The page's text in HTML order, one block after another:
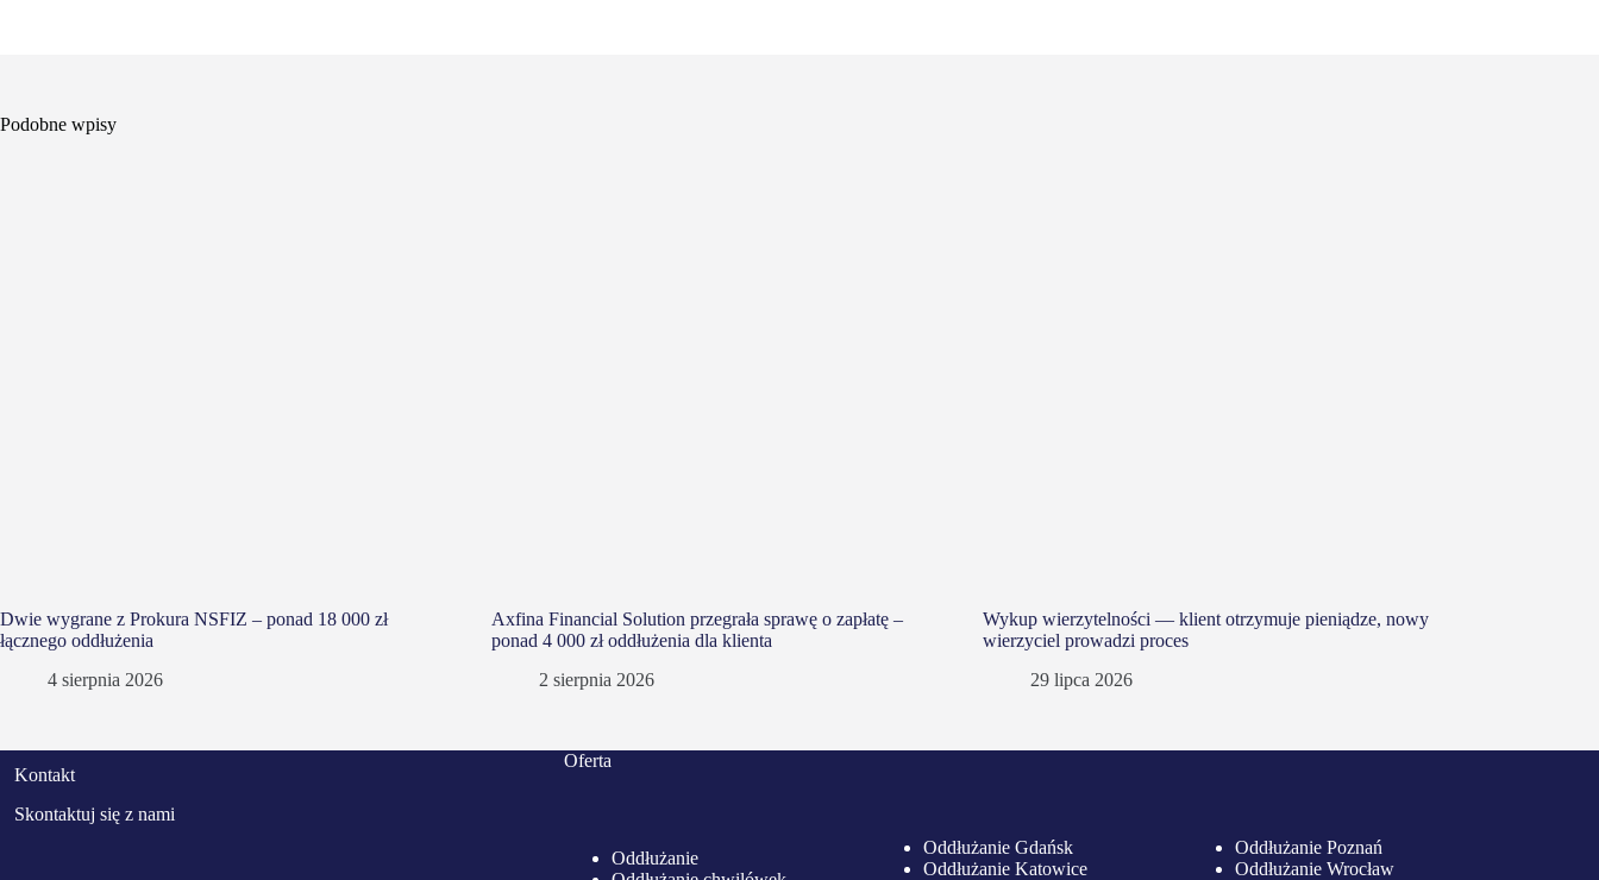
Podobne wpisy
Dwie wygrane z Prokura NSFIZ – ponad 18 000 zł
łącznego oddłużenia
4 sierpnia 2026
Axfina Financial Solution przegrała sprawę o zapłatę –
ponad 4 000 zł oddłużenia dla klienta
2 sierpnia 2026
Wykup wierzytelności — klient otrzymuje pieniądze, nowy
wierzyciel prowadzi proces
29 lipca 2026
Kontakt
Skontaktuj się z nami
Oferta
Oddłużanie
Oddłużanie Gdańsk
Oddłużanie Katowice
Oddłużanie Poznań
Oddłużanie Wrocław